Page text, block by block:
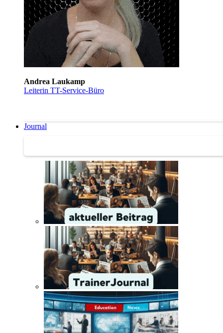
Andrea Laukamp
Leiterin TT-Service-Büro
Journal